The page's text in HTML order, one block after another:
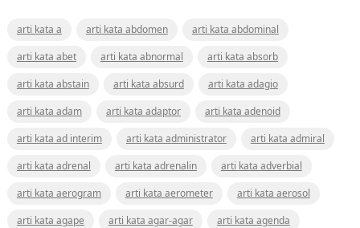
arti kata a arti kata abdomen
arti kata abdominal
arti kata abet
arti kata abnormal
arti kata absorb
arti kata abstain
arti kata absurd
arti kata adagio
arti kata adam
arti kata adaptor
arti kata adenoid
arti kata ad interim
arti kata administrator
arti kata admiral
arti kata adrenal
arti kata adrenalin
arti kata adverbial
arti kata aerogram
arti kata aerometer
arti kata aerosol
arti kata agape
arti kata agar-agar
arti kata agenda